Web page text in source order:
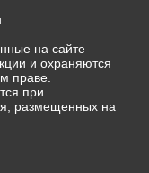
на сайте
и охраняются
праве.
при
размещенных на